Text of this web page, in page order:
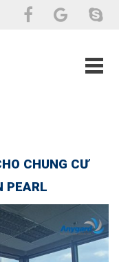
CHUNG CƯ
PEARL